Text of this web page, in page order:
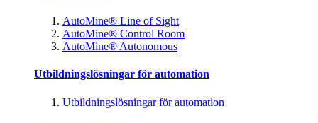
AutoMine® Line of Sight
AutoMine® Control Room
AutoMine® Autonomous
Utbildningslösningar för automation
Utbildningslösningar för automation